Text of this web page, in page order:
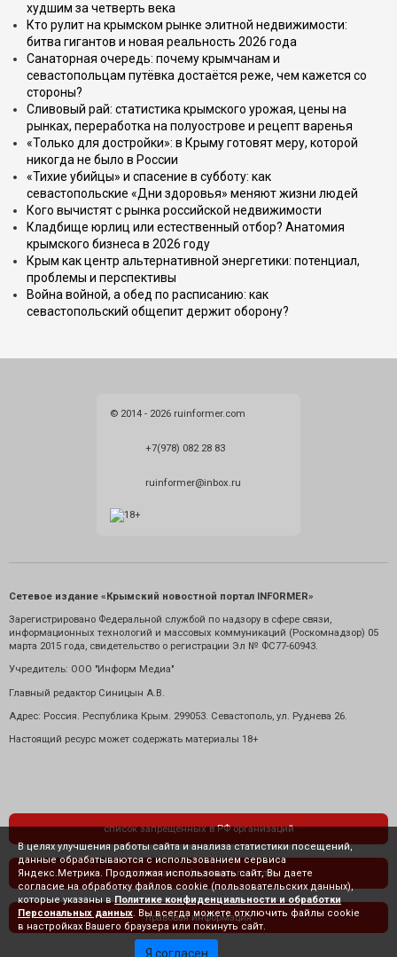
худшим за четверть века
Кто рулит на крымском рынке элитной недвижимости:
битва гигантов и новая реальность 2026 года
Санаторная очередь: почему крымчанам и
севастопольцам путёвка достаётся реже, чем кажется со
стороны?
Сливовый рай: статистика крымского урожая, цены на
рынках, переработка на полуострове и рецепт варенья
«Только для достройки»: в Крыму готовят меру, которой
никогда не было в России
«Тихие убийцы» и спасение в субботу: как
севастопольские «Дни здоровья» меняют жизни людей
Кого вычистят с рынка российской недвижимости
Кладбище юрлиц или естественный отбор? Анатомия
крымского бизнеса в 2026 году
Крым как центр альтернативной энергетики: потенциал,
проблемы и перспективы
Война войной, а обед по расписанию: как
севастопольский общепит держит оборону?
© 2014 - 2026 ruinformer.com
+7(978) 082 28 83
ruinformer@inbox.ru
Сетевое издание «Крымский новостной портал INFORMER»
Зарегистрировано Федеральной службой по надзору в сфере связи,
информационных технологий и массовых коммуникаций (Роскомнадзор) 05
марта 2015 года, свидетельство о регистрации Эл № ФС77-60943.
Учредитель: ООО "Информ Медиа"
Главный редактор Синицын А.В.
Адрес: Россия. Республика Крым. 299053. Севастополь, ул. Руднева 26.
Настоящий ресурс может содержать материалы 18+
список запрещенных в РФ организаций
политика конфиденциальности
правовая информация
В целях улучшения работы сайта и анализа статистики посещений,
данные обрабатываются с использованием сервиса
Яндекс.Метрика. Продолжая использовать сайт, Вы даете
согласие на обработку файлов cookie (пользовательских данных),
которые указаны в Политике конфиденциальности и обработки
Персональных данных . Вы всегда можете отключить файлы cookie
в настройках Вашего браузера или покинуть сайт.
Я согласен